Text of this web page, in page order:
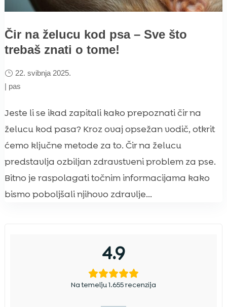
Čir na želucu kod psa – Sve što
trebaš znati o tome!
22. svibnja 2025.
| pas
Jeste li se ikad zapitali kako prepoznati čir na
želucu kod pasa? Kroz ovaj opsežan vodič, otkrit
ćemo ključne metode za to. Čir na želucu
predstavlja ozbiljan zdravstveni problem za pse.
Bitno je raspolagati točnim informacijama kako
bismo poboljšali njihovo zdravlje...
4.9
Na temelju 1.655 recenzija